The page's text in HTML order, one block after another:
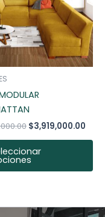
$3,919,000.00
se
de